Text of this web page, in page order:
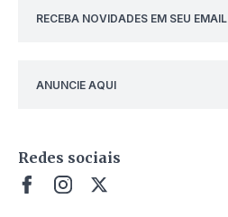
RECEBA NOVIDADES EM SEU EMAIL
ANUNCIE AQUI
Redes sociais